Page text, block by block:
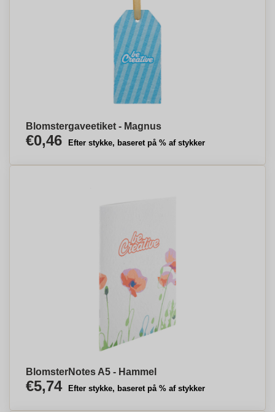
Blomstergaveetiket - Magnus
€0,46 Efter stykke, baseret på % af stykker
BlomsterNotes A5 - Hammel
€5,74 Efter stykke, baseret på % af stykker